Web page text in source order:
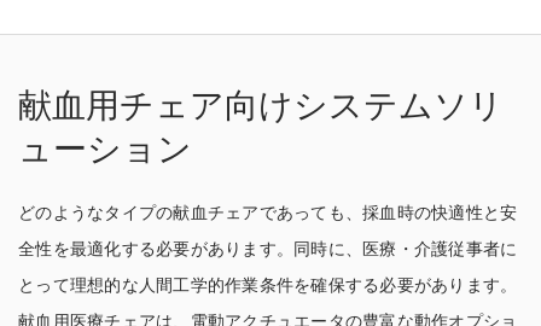
献血用チェア向けシステムソリ
ューション
どのようなタイプの献血チェアであっても、採血時の快適性と安
全性を最適化する必要があります。同時に、医療・介護従事者に
とって理想的な人間工学的作業条件を確保する必要があります。
献血用医療チェアは、電動アクチュエータの豊富な動作オプショ